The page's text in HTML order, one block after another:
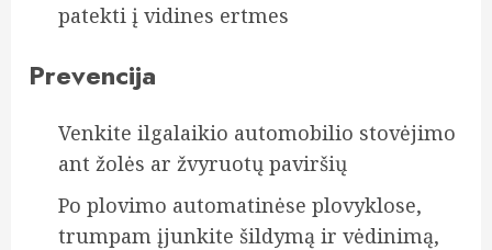
patekti į vidines ertmes
Prevencija
Venkite ilgalaikio automobilio stovėjimo
ant žolės ar žvyruotų paviršių
Po plovimo automatinėse plovyklose,
trumpam įjunkite šildymą ir vėdinimą,